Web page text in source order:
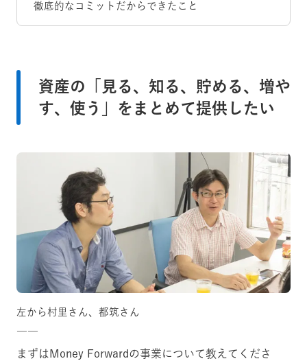
徹底的なコミットだからできたこと
資産の「見る、知る、貯める、増や
す、使う」をまとめて提供したい
左から村里さん、都筑さん
――
まずはMoney Forwardの事業について教えてくださ